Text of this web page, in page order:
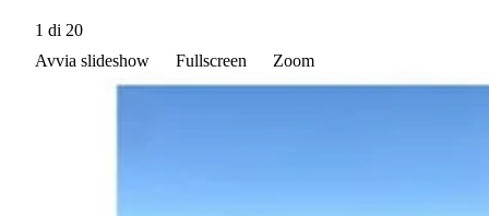
1 di 20
Avvia slideshow
Fullscreen Zoom